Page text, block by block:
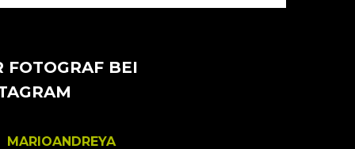
FOTOGRAF BEI
MARIOANDREYA